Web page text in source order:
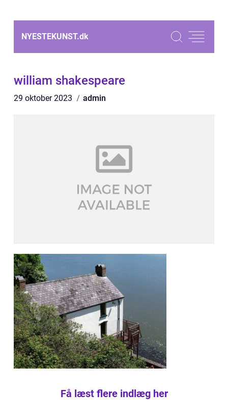
NYESTEKUNST.dk
william shakespeare
29 oktober 2023 admin
Få læst flere indlæg her